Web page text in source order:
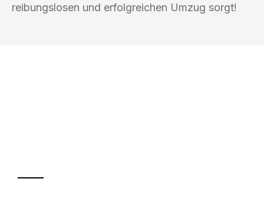
reibungslosen und erfolgreichen Umzug sorgt!